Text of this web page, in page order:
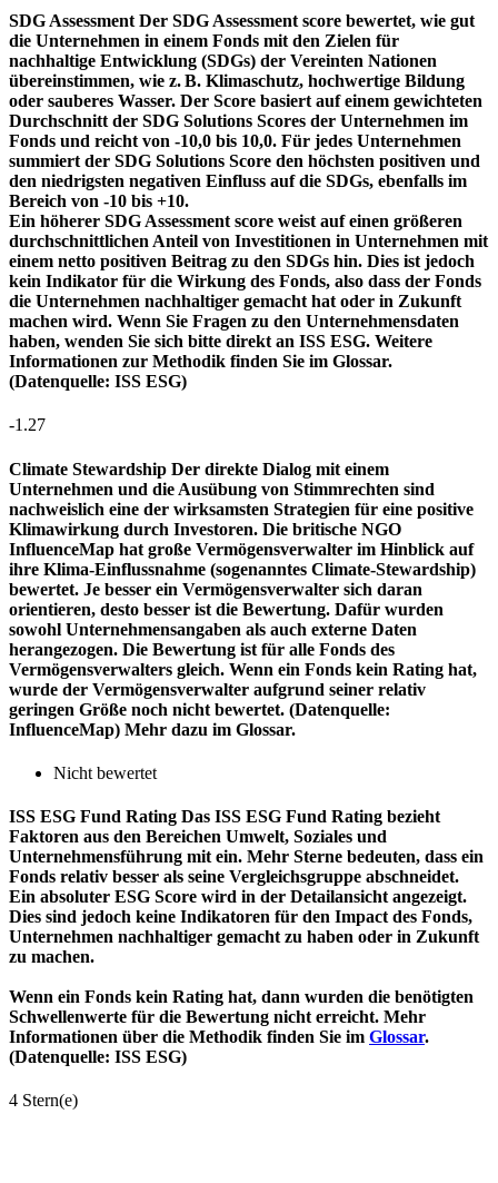
SDG Assessment Der SDG Assessment score bewertet, wie gut
die Unternehmen in einem Fonds mit den Zielen für
nachhaltige Entwicklung (SDGs) der Vereinten Nationen
übereinstimmen, wie z. B. Klimaschutz, hochwertige Bildung
oder sauberes Wasser. Der Score basiert auf einem gewichteten
Durchschnitt der SDG Solutions Scores der Unternehmen im
Fonds und reicht von -10,0 bis 10,0. Für jedes Unternehmen
summiert der SDG Solutions Score den höchsten positiven und
den niedrigsten negativen Einfluss auf die SDGs, ebenfalls im
Bereich von -10 bis +10.
Ein höherer SDG Assessment score weist auf einen größeren
durchschnittlichen Anteil von Investitionen in Unternehmen mit
einem netto positiven Beitrag zu den SDGs hin. Dies ist jedoch
kein Indikator für die Wirkung des Fonds, also dass der Fonds
die Unternehmen nachhaltiger gemacht hat oder in Zukunft
machen wird. Wenn Sie Fragen zu den Unternehmensdaten
haben, wenden Sie sich bitte direkt an ISS ESG. Weitere
Informationen zur Methodik finden Sie im Glossar.
(Datenquelle: ISS ESG)
-1.27
Climate Stewardship Der direkte Dialog mit einem
Unternehmen und die Ausübung von Stimmrechten sind
nachweislich eine der wirksamsten Strategien für eine positive
Klimawirkung durch Investoren. Die britische NGO
InfluenceMap hat große Vermögensverwalter im Hinblick auf
ihre Klima-Einflussnahme (sogenanntes Climate-Stewardship)
bewertet. Je besser ein Vermögensverwalter sich daran
orientieren, desto besser ist die Bewertung. Dafür wurden
sowohl Unternehmensangaben als auch externe Daten
herangezogen. Die Bewertung ist für alle Fonds des
Vermögensverwalters gleich. Wenn ein Fonds kein Rating hat,
wurde der Vermögensverwalter aufgrund seiner relativ
geringen Größe noch nicht bewertet. (Datenquelle:
InfluenceMap) Mehr dazu im Glossar.
Nicht bewertet
ISS ESG Fund Rating Das ISS ESG Fund Rating bezieht
Faktoren aus den Bereichen Umwelt, Soziales und
Unternehmensführung mit ein. Mehr Sterne bedeuten, dass ein
Fonds relativ besser als seine Vergleichsgruppe abschneidet.
Ein absoluter ESG Score wird in der Detailansicht angezeigt.
Dies sind jedoch keine Indikatoren für den Impact des Fonds,
Unternehmen nachhaltiger gemacht zu haben oder in Zukunft
zu machen.
Wenn ein Fonds kein Rating hat, dann wurden die benötigten
Schwellenwerte für die Bewertung nicht erreicht. Mehr
Informationen über die Methodik finden Sie im Glossar.
(Datenquelle: ISS ESG)
4 Stern(e)